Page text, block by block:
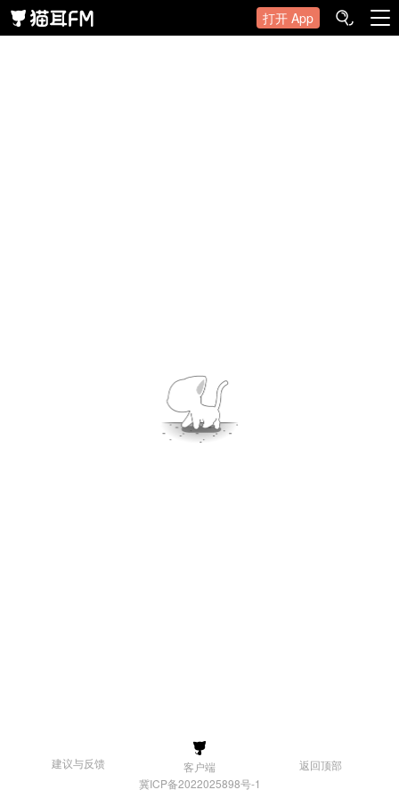
打开 App
建议与反馈 客户端
返回顶部
冀ICP备2022025898号-1